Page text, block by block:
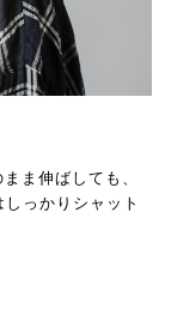
ま伸ばしても、
っかりシャット